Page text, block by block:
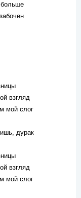
взгляд
мой слог
дурак
взгляд
мой слог